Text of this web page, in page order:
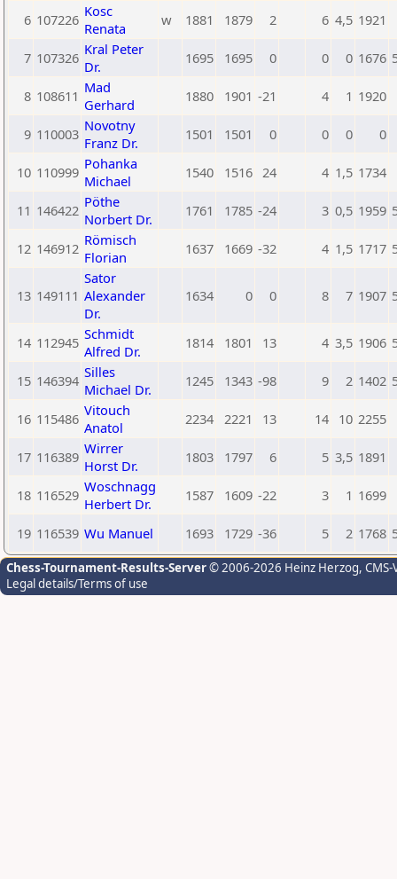
6 107226 Kosc
Renata
w 1881 1879 2 6 4,5 1921
7 107326 Kral Peter
Dr.
1695 1695 0 0 0 1676
8 108611 Mad
Gerhard
1880 1901 -21 4 1 1920
9 110003 Novotny
Franz Dr.
1501 1501 0 0 0 0
10 110999 Pohanka
Michael
1540 1516 24 4 1,5 1734
11 146422 Pöthe
Norbert Dr.
1761 1785 -24 3 0,5 1959
12 146912 Römisch
Florian
1637 1669 -32 4 1,5 1717
13 149111
Sator
Alexander
Dr.
1634 0 0 8 7 1907
14 112945 Schmidt
Alfred Dr.
1814 1801 13 4 3,5 1906
15 146394 Silles
Michael Dr.
1245 1343 -98 9 2 1402
16 115486 Vitouch
Anatol
2234 2221 13 14 10 2255
17 116389 Wirrer
Horst Dr.
1803 1797 6 5 3,5 1891
18 116529 Woschnagg
Herbert Dr.
1587 1609 -22 3 1 1699
19 116539 Wu Manuel 1693 1729 -36 5 2 1768
Chess-Tournament-Results-Server© 2006-2026 Heinz Herzog,
Legal details/Terms of use